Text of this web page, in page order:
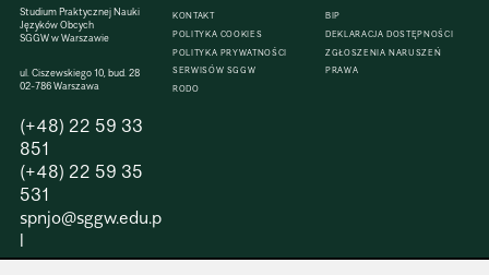
Studium Praktycznej Nauki
Języków Obcych
SGGW w Warszawie
ul. Ciszewskiego 10, bud. 28
02-786 Warszawa
(+48) 22 59 33
851
(+48) 22 59 35
531
spnjo@sggw.edu.p
l
KONTAKT
POLITYKA COOKIES
POLITYKA PRYWATNOŚCI
SERWISÓW SGGW
RODO
BIP
DEKLARACJA DOSTĘPNOŚCI
ZGŁOSZENIA NARUSZEŃ
PRAWA